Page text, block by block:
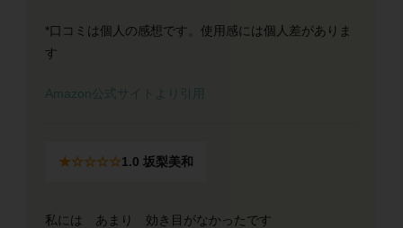
*口コミは個人の感想です。使用感には個人差がありま
す
Amazon公式サイトより引用
★☆☆☆☆1.0 坂梨美和
私には あまり 効き目がなかったです